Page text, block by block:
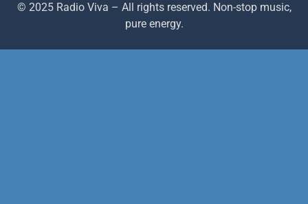
© 2025 Radio Viva – All rights reserved. Non-stop music,
pure energy.